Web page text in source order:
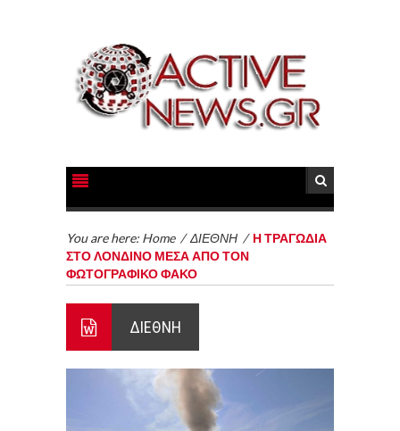
You are here: Home /ΔΙΕΘΝΗ / Η ΤΡΑΓΩΔΙΑ
ΣΤΟ ΛΟΝΔΙΝΟ ΜΕΣΑ ΑΠΟ ΤΟΝ
ΦΩΤΟΓΡΑΦΙΚΟ ΦΑΚΟ
ΔΙΕΘΝΗ